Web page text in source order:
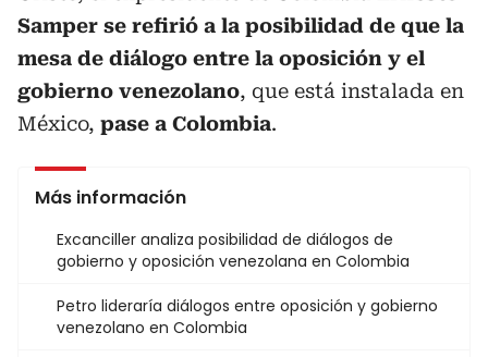
Samper se refirió a la posibilidad de que la
mesa de diálogo entre la oposición y el
gobierno venezolano, que está instalada en
México, pase a Colombia.
Más información
Excanciller analiza posibilidad de diálogos de
gobierno y oposición venezolana en Colombia
Petro lideraría diálogos entre oposición y gobierno
venezolano en Colombia